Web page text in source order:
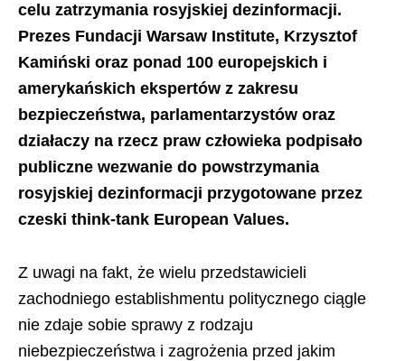
celu zatrzymania rosyjskiej dezinformacji.
Prezes Fundacji Warsaw Institute, Krzysztof
Kamiński oraz ponad 100 europejskich i
amerykańskich ekspertów z zakresu
bezpieczeństwa, parlamentarzystów oraz
działaczy na rzecz praw człowieka podpisało
publiczne wezwanie do powstrzymania
rosyjskiej dezinformacji przygotowane przez
czeski think-tank European Values.
Z uwagi na fakt, że wielu przedstawicieli
zachodniego establishmentu politycznego ciągle
nie zdaje sobie sprawy z rodzaju
niebezpieczeństwa i zagrożenia przed jakim